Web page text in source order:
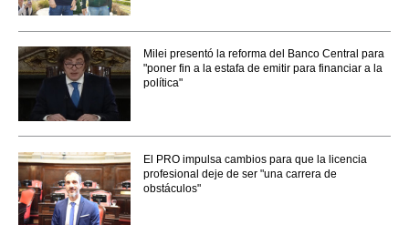
Milei presentó la reforma del Banco Central para
"poner fin a la estafa de emitir para financiar a la
política"
El PRO impulsa cambios para que la licencia
profesional deje de ser "una carrera de
obstáculos"